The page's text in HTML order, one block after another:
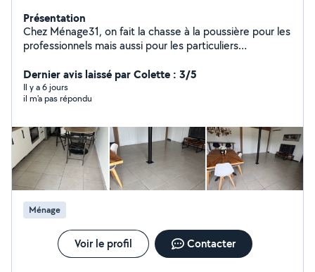
Présentation
Chez Ménage31, on fait la chasse à la poussière pour les
professionnels mais aussi pour les particuliers
professionnels et habitations, nous proposons des
prestations sérieuses, efficaces et adaptées à vos
besoins. Que ce soit pour un grand nettoyage, un
retrouve rapidement son éclat.
Dernier avis laissé par Colette : 3/5
Il y a 6 jours
il m'a pas répondu
Ménage
Voir le profil Contacter